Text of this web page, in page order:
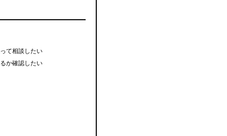
て相談したい
か確認したい